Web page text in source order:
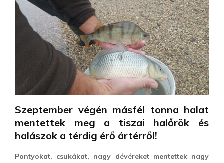
Szeptember végén másfél tonna halat
mentettek meg a tiszai halőrök és
halászok a térdig érő ártérről!
Pontyokat, csukákat, nagy dévéreket mentettek nagy